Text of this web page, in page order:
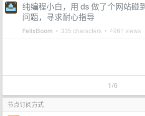
纯编程小白，用 ds 做了个网站碰
问题，寻求耐心指导
FelixBoom • 335 characters • 4961 views
1/6
节点订阅方式